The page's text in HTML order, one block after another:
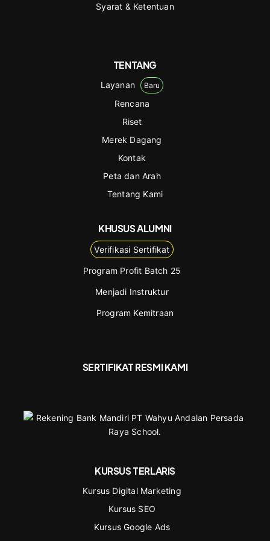
Syarat & Ketentuan
TENTANG
Layanan Baru
Rencana
Riset
Merek Dagang
Kontak
Peta dan Arah
Tentang Kami
KHUSUS ALUMNI
Verifikasi Sertifikat
Program Profit Batch 25
Menjadi Instruktur
Program Kemitraan
SERTIFIKAT RESMI KAMI
KURSUS TERLARIS
Kursus Digital Marketing
Kursus SEO
Kursus Google Ads